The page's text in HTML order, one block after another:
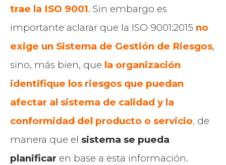
trae la ISO 9001. Sin embargo es
importante aclarar que la ISO 9001:2015 no
exige un Sistema de Gestión de Riesgos,
sino, más bien, que la organización
identifique los riesgos que puedan
afectar al sistema de calidad y la
conformidad del producto o servicio, de
manera que el sistema se pueda
planificar en base a esta información.